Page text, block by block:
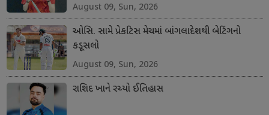
August 09, Sun, 2026
ઓસિ. સામે પ્રેકટિસ મેચમાં બાંગલાદેશથી બેટિંગનો
કડૂસલો
August 09, Sun, 2026
રાશિદ ખાને રચ્યો ઈતિહાસ